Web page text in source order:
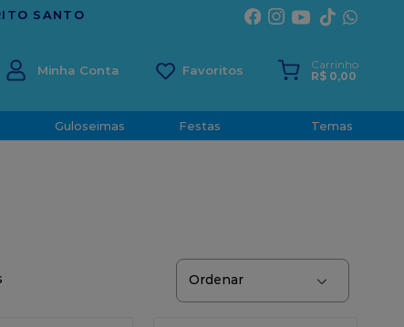
Minha Conta
Carrinho
R$ 0,00
Guloseimas Festas Temas